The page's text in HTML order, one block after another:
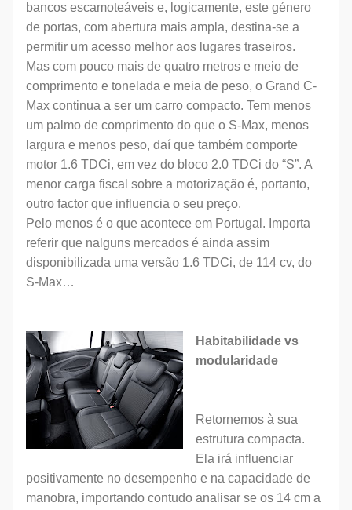
bancos escamoteáveis e, logicamente, este género
de portas, com abertura mais ampla, destina-se a
permitir um acesso melhor aos lugares traseiros.
Mas com pouco mais de quatro metros e meio de
comprimento e tonelada e meia de peso, o Grand C-
Max continua a ser um carro compacto. Tem menos
um palmo de comprimento do que o S-Max, menos
largura e menos peso, daí que também comporte
motor 1.6 TDCi, em vez do bloco 2.0 TDCi do “S”. A
menor carga fiscal sobre a motorização é, portanto,
outro factor que influencia o seu preço.
Pelo menos é o que acontece em Portugal. Importa
referir que nalguns mercados é ainda assim
disponibilizada uma versão 1.6 TDCi, de 114 cv, do
S-Max…
Habitabilidade vs
modularidade
Retornemos à sua
estrutura compacta.
Ela irá influenciar
positivamente no desempenho e na capacidade de
manobra, importando contudo analisar se os 14 cm a